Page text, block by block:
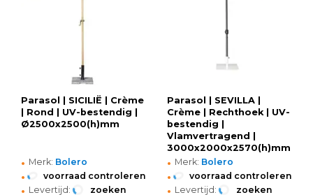
Parasol | SICILIË | Crème
| Rond | UV-bestendig |
Ø2500x2500(h)mm
• Merk: Bolero
• voorraad controleren
• Levertijd: zoeken
Parasol | SEVILLA |
Crème | Rechthoek | UV-
bestendig |
Vlamvertragend |
3000x2000x2570(h)mm
• Merk: Bolero
• voorraad controleren
• Levertijd: zoeken